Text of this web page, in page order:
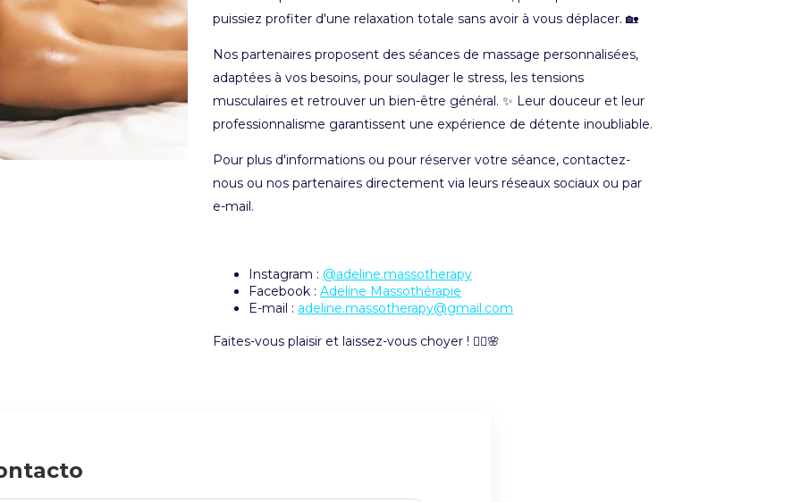
puissiez profiter d'une relaxation totale sans avoir à vous déplacer. 🏡
Nos partenaires proposent des séances de massage personnalisées,
adaptées à vos besoins, pour soulager le stress, les tensions
musculaires et retrouver un bien-être général. ✨ Leur douceur et leur
professionnalisme garantissent une expérience de détente inoubliable.
Pour plus d'informations ou pour réserver votre séance, contactez-
nous ou nos partenaires directement via leurs réseaux sociaux ou par
e-mail.
Instagram : @adeline.massotherapy
Facebook : Adeline Massothérapie
E-mail : adeline.massotherapy@gmail.com
Faites-vous plaisir et laissez-vous choyer ! 💆‍♀️🌸